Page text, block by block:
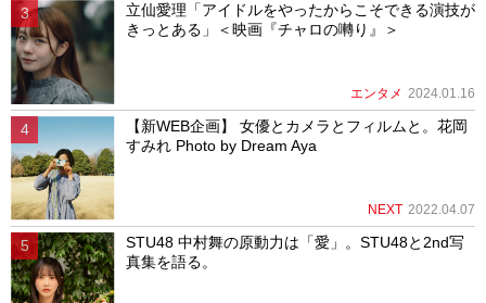
立仙愛理「アイドルをやったからこそできる演技が
きっとある」＜映画『チャロの囀り』＞
エンタメ 2024.01.16
【新WEB企画】 女優とカメラとフィルムと。花岡
すみれ Photo by Dream Aya
NEXT 2022.04.07
STU48 中村舞の原動力は「愛」。STU48と2nd写
真集を語る。